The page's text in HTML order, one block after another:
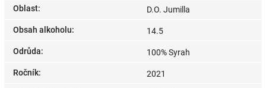
Oblast: D.O. Jumilla
Obsah alkoholu: 14.5
Odrůda: 100% Syrah
Ročník: 2021